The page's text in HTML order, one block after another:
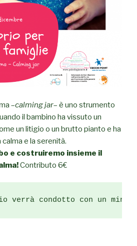
–calming jar– è uno strumento
il bambino ha vissuto un
un litigio o un brutto pianto e ha
e la serenità.
e costruiremo insieme il
Contributo 6€
verrà condotto con un